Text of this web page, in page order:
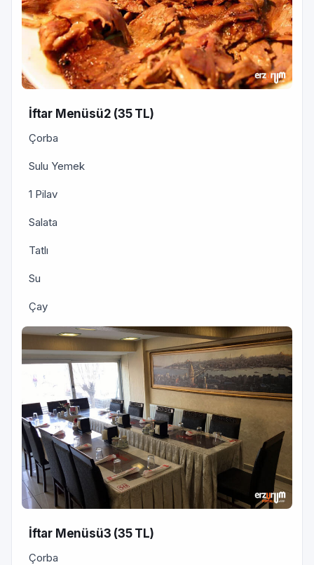
İftar Menüsü2 (35 TL)
Çorba
Sulu Yemek
1 Pilav
Salata
Tatlı
Su
Çay
İftar Menüsü3 (35 TL)
Çorba